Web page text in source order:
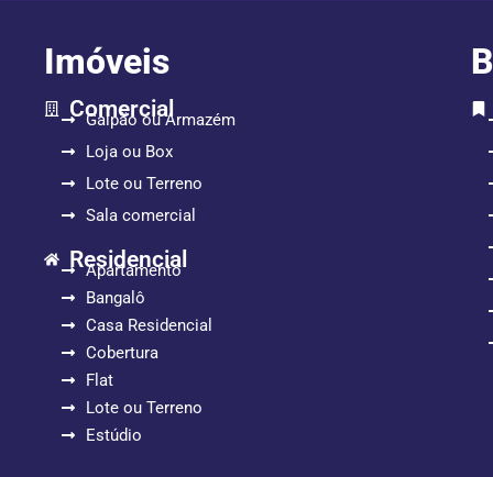
Imóveis
Comercial
Galpão ou Armazém
Loja ou Box
Lote ou Terreno
Sala comercial
Residencial
Apartamento
Bangalô
Casa Residencial
Cobertura
Flat
Lote ou Terreno
Estúdio